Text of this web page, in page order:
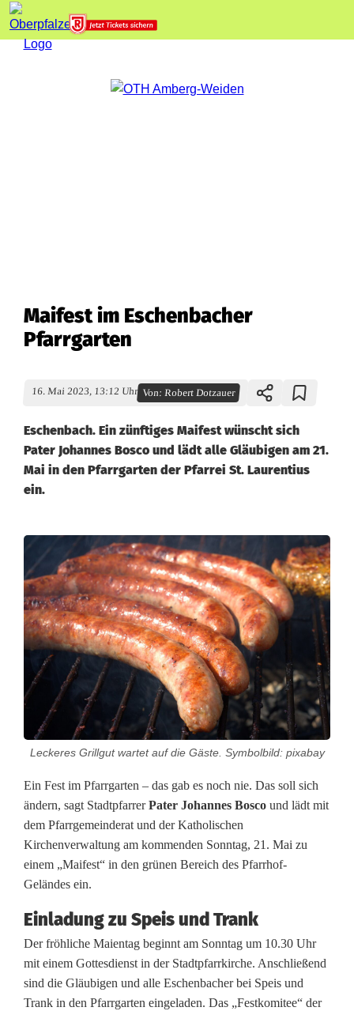
Maifest im Eschenbacher
Pfarrgarten
16. Mai 2023, 13:12 Uhr Von:Robert Dotzauer
Eschenbach. Ein zünftiges Maifest wünscht sich
Pater Johannes Bosco und lädt alle Gläubigen am 21.
Mai in den Pfarrgarten der Pfarrei St. Laurentius
ein.
M
a
i
f
e
s
m
E
s
c
h
e
n
b
Leckeres Grillgut wartet auf die Gäste. Symbolbild: pixabay
Ein Fest im Pfarrgarten – das gab es noch nie. Das soll sich
ändern, sagt StadtpfarrerPater Johannes Bosco und lädt mit
dem Pfarrgemeinderat und der Katholischen
Kirchenverwaltung am kommenden Sonntag, 21. Mai zu
einem „Maifest“ in den grünen Bereich des Pfarrhof-
Geländes ein.
Einladung zu Speis und Trank
Der fröhliche Maientag beginnt am Sonntag um 10.30 Uhr
mit einem Gottesdienst in der Stadtpfarrkirche. Anschließend
sind die Gläubigen und alle Eschenbacher bei Speis und
Trank in den Pfarrgarten eingeladen. Das „Festkomitee“ der